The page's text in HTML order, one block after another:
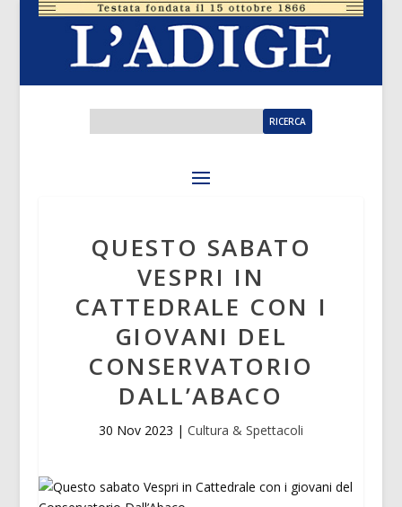
QUESTO SABATO
VESPRI IN
CATTEDRALE CON I
GIOVANI DEL
CONSERVATORIO
DALL’ABACO
30 Nov 2023 | Cultura & Spettacoli